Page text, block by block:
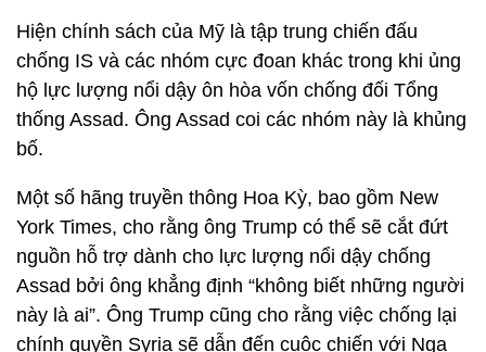
Hiện chính sách của Mỹ là tập trung chiến đấu
chống IS và các nhóm cực đoan khác trong khi ủng
hộ lực lượng nổi dậy ôn hòa vốn chống đối Tổng
thống Assad. Ông Assad coi các nhóm này là khủng
bố.
Một số hãng truyền thông Hoa Kỳ, bao gồm New
York Times, cho rằng ông Trump có thể sẽ cắt đứt
nguồn hỗ trợ dành cho lực lượng nổi dậy chống
Assad bởi ông khẳng định “không biết những người
này là ai”. Ông Trump cũng cho rằng việc chống lại
chính quyền Syria sẽ dẫn đến cuộc chiến với Nga